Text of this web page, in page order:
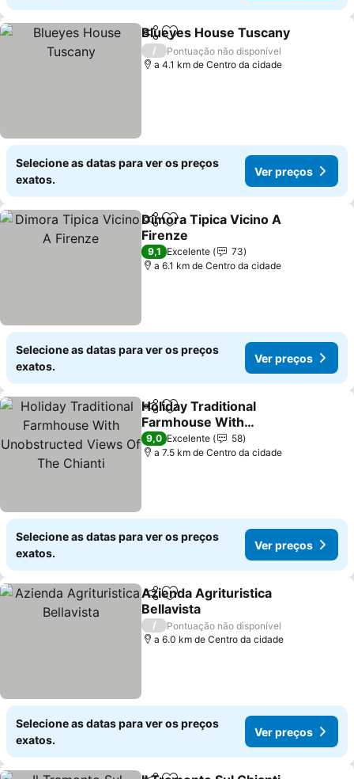
PartilharAdicionar aos favoritos
Blueyes House Tuscany
/
Pontuação não disponível
a 4.1 km de Centro da cidade
Selecione as datas para ver os preços
exatos.
Ver preços
PartilharAdicionar aos favoritos
Dimora Tipica Vicino A
Firenze
9,1 Excelente
73
a 6.1 km de Centro da cidade
Selecione as datas para ver os preços
exatos.
Ver preços
PartilharAdicionar aos favoritos
Holiday Traditional
Farmhouse With
Unobstructed Views Of
The Chianti
9,0 Excelente
58
a 7.5 km de Centro da cidade
Selecione as datas para ver os preços
exatos.
Ver preços
PartilharAdicionar aos favoritos
Azienda Agrituristica
Bellavista
/
Pontuação não disponível
a 6.0 km de Centro da cidade
Selecione as datas para ver os preços
exatos.
Ver preços